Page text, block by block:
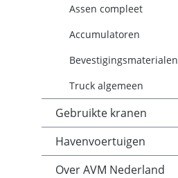
Assen compleet
Accumulatoren
Bevestigingsmaterialen
Truck algemeen
Gebruikte kranen
Havenvoertuigen
Over AVM Nederland